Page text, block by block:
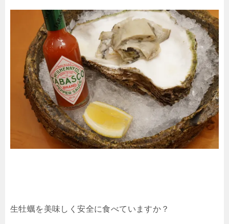
生牡蠣を美味しく安全に食べていますか？